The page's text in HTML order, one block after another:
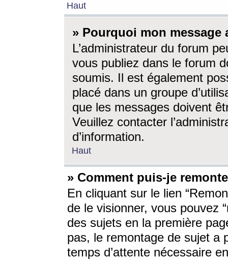
Haut
» Pourquoi mon message
L’administrateur du forum
vous publiez dans le forum
soumis. Il est également
placé dans un groupe
que les messages doivent
Veuillez contacter
d’information.
Haut
» Comment puis-je
En cliquant sur le lien
de le visionner, vous pouvez
des sujets en la première
pas, le remontage de sujet a
temps d’attente nécessaire